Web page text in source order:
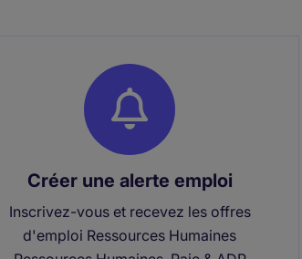
Créer une alerte emploi
Inscrivez-vous et recevez les offres
d'emploi Ressources Humaines